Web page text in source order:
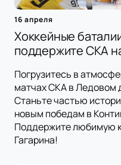
16 апреля
Хоккейные
поддержите СКА
Погрузитесь в
матчах СКА в Ледовом
Станьте частью
новым победам в
Поддержите любимую
Гагарина!